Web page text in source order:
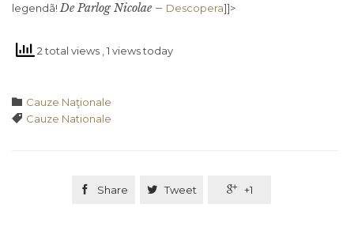
legendã! De Parlog Nicolae – Descopera]]>
2 total views , 1 views today
 Category
Cauze Naţionale
 Tags
Cauze Nationale
 Share  Tweet  +1